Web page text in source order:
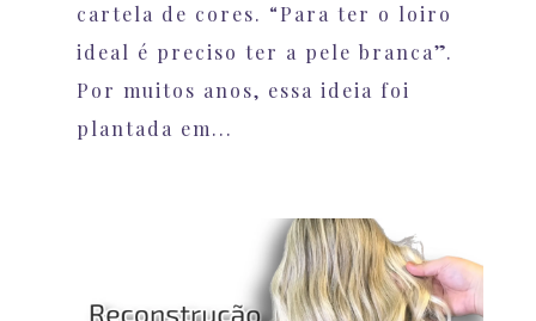
cartela de cores. “Para ter o loiro
ideal é preciso ter a pele branca”.
Por muitos anos, essa ideia foi
plantada em...